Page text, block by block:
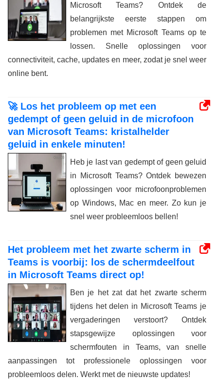
Microsoft Teams? Ontdek de
belangrijkste eerste stappen om
problemen met Microsoft Teams op te
lossen. Snelle oplossingen voor
connectiviteit, cache, updates en meer, zodat je snel weer
online bent.
🚀 Los het probleem op met een
gedempt of geen geluid in de microfoon
van Microsoft Teams: kristalhelder
geluid in enkele minuten!
Heb je last van gedempt of geen geluid
in Microsoft Teams? Ontdek bewezen
oplossingen voor microfoonproblemen
op Windows, Mac en meer. Zo kun je
snel weer probleemloos bellen!
Het probleem met het zwarte scherm in
Teams is voorbij: los de schermdeelfout
in Microsoft Teams direct op!
Ben je het zat dat het zwarte scherm
tijdens het delen in Microsoft Teams je
vergaderingen verstoort? Ontdek
stapsgewijze oplossingen voor
schermfouten in Teams, van snelle
aanpassingen tot professionele oplossingen voor
probleemloos delen. Werkt met de nieuwste updates!